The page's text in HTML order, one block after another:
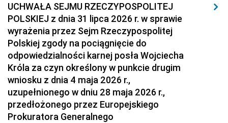
1939 1938 1937
1936 1930
UCHWAŁA SEJMU RZECZYPOSPOLITEJ
POLSKIEJ z dnia 31 lipca 2026 r. w sprawie
wyrażenia przez Sejm Rzeczypospolitej
Polskiej zgody na pociągnięcie do
odpowiedzialności karnej posła Wojciecha
Króla za czyn określony w punkcie drugim
wniosku z dnia 4 maja 2026 r.,
uzupełnionego w dniu 28 maja 2026 r.,
przedłożonego przez Europejskiego
Prokuratora Generalnego